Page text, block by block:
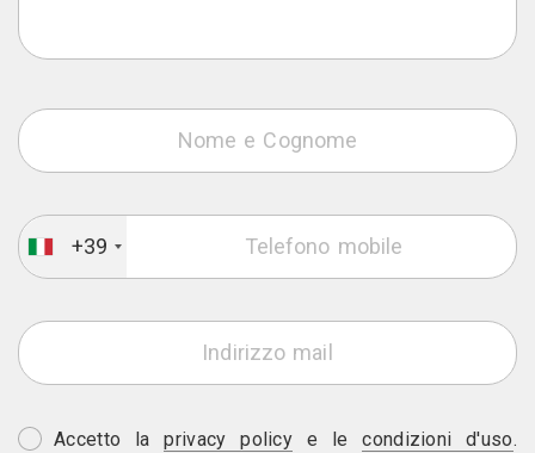
+39
Accetto laprivacy policy e lecondizioni d'uso.